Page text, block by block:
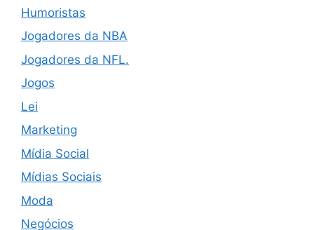
Humoristas
Jogadores da NBA
Jogadores da NFL.
Jogos
Lei
Marketing
Mídia Social
Mídias Sociais
Moda
Negócios